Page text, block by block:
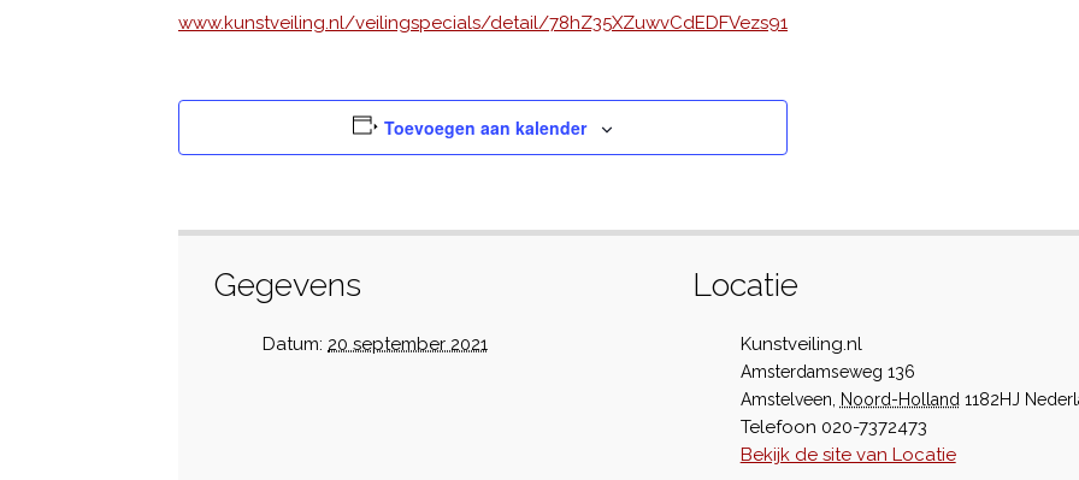
www.kunstveiling.nl/veilingspecials/detail/78hZ35XZuwvCdEDFVezs91
Toevoegen aan kalender
Gegevens
Datum: 20 september 2021
Locatie
Kunstveiling.nl
Amsterdamseweg 136
Amstelveen
Noord-Holland 1182HJ
Telefoon 020-7372473
Bekijk de site van Locatie